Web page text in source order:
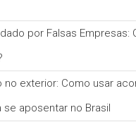
por Falsas Empresas:
no exterior: Como usar
aposentar no Brasil